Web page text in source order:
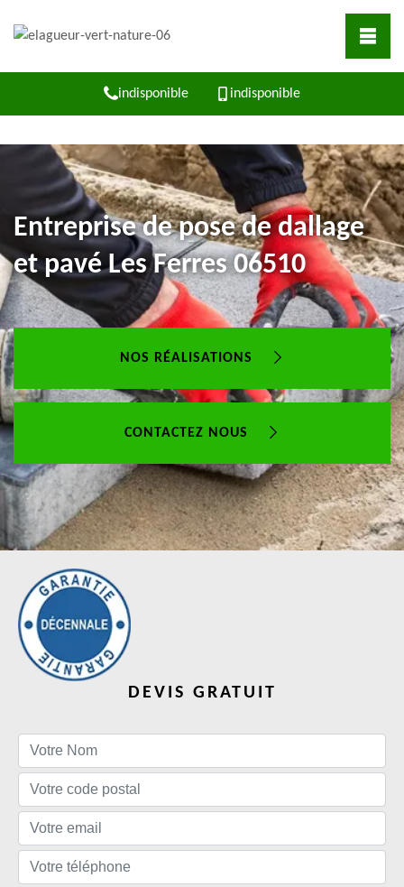
indisponible indisponible
Entreprise de pose de dallage
et pavé Les Ferres 06510
NOS RÉALISATIONS
CONTACTEZ NOUS
DEVIS GRATUIT